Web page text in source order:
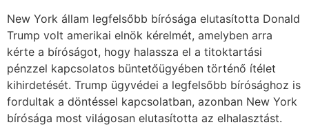
New York állam legfelsőbb bírósága elutasította Donald
Trump volt amerikai elnök kérelmét, amelyben arra
kérte a bíróságot, hogy halassza el a titoktartási
pénzzel kapcsolatos büntetőügyében történő ítélet
kihirdetését. Trump ügyvédei a legfelsőbb bírósághoz is
fordultak a döntéssel kapcsolatban, azonban New York
bírósága most világosan elutasította az elhalasztást.